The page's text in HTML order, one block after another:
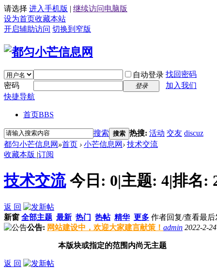
请选择 进入手机版 | 继续访问电脑版
设为首页收藏本站
开启辅助访问 切换到窄版
自动登录 找回密码
密码
登录
加入我们
快捷导航
首页BBS
搜索 搜索 热搜: 活动 交友 discuz
都匀小芒信息网 »首页 › 小芒信息网 › 技术交流
收藏本版 |订阅
技术交流 今日: 0|主题: 4|排名:
返 回
新窗 全部主题 最新 热门 热帖 精华 更多 作者回复/查看最后
公告: 网站建设中，欢迎大家建言献策！ admin 2022-2-24
本版块或指定的范围内尚无主题
返 回